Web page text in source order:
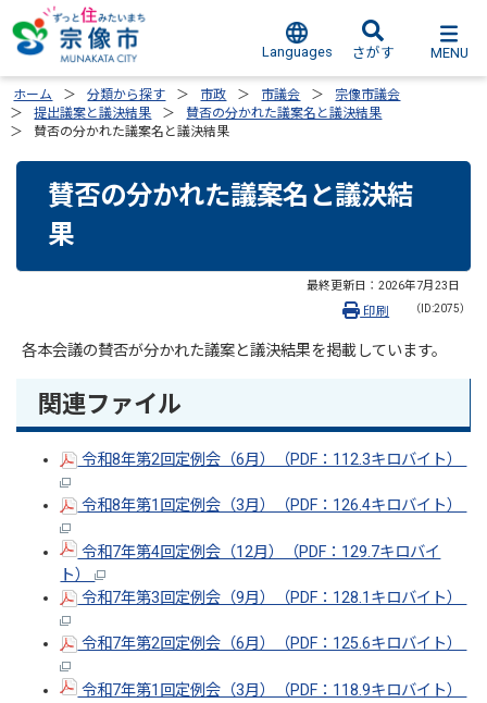
Languages さがす MENU
ホーム 分類から探す 市政 市議会
宗像市議会
提出議案と議決結果
賛否の分かれた議案名と議決結果
賛否の分かれた議案名と議決結果
賛否の分かれた議案名と議決結
果
最終更新日： 2026年7月23日
（ID:2075）
印刷
各本会議の賛否が分かれた議案と議決結果を掲載しています。
関連ファイル
令和8年第2回定例会（6月）（PDF：112.3キロバイト）
令和8年第1回定例会（3月）（PDF：126.4キロバイト）
令和7年第4回定例会（12月）（PDF：129.7キロバイ
ト）
令和7年第3回定例会（9月）（PDF：128.1キロバイト）
令和7年第2回定例会（6月）（PDF：125.6キロバイト）
令和7年第1回定例会（3月）（PDF：118.9キロバイト）